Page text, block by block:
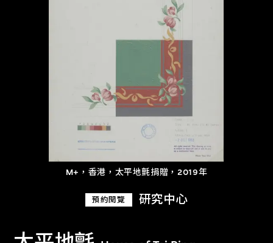
M+，香港，太平地氈捐贈，2019年
預約閱覽 研究中心
探索世界頂級的二十及二十一世紀視覺
文化藏品。